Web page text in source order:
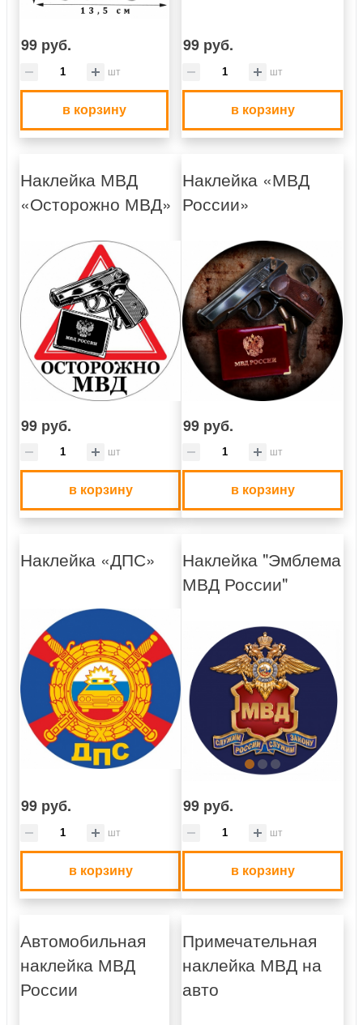
99 руб.
шт
в корзину
99 руб.
шт
в корзину
Наклейка МВД
«Осторожно МВД»
99 руб.
шт
в корзину
Наклейка «МВД
России»
99 руб.
шт
в корзину
Наклейка «ДПС»
99 руб.
шт
в корзину
Наклейка "Эмблема
МВД России"
99 руб.
шт
в корзину
Автомобильная
наклейка МВД
России
Примечательная
наклейка МВД на
авто